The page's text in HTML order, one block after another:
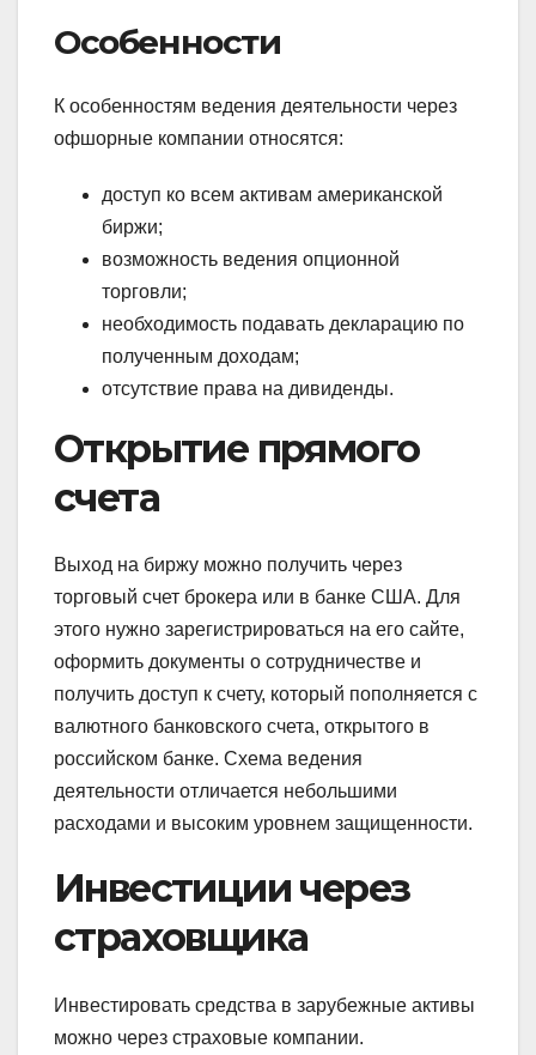
Особенности
К особенностям ведения деятельности через
офшорные компании относятся:
доступ ко всем активам американской
биржи;
возможность ведения опционной
торговли;
необходимость подавать декларацию по
полученным доходам;
отсутствие права на дивиденды.
Открытие прямого
счета
Выход на биржу можно получить через
торговый счет брокера или в банке США. Для
этого нужно зарегистрироваться на его сайте,
оформить документы о сотрудничестве и
получить доступ к счету, который пополняется с
валютного банковского счета, открытого в
российском банке. Схема ведения
деятельности отличается небольшими
расходами и высоким уровнем защищенности.
Инвестиции через
страховщика
Инвестировать средства в зарубежные активы
можно через страховые компании.